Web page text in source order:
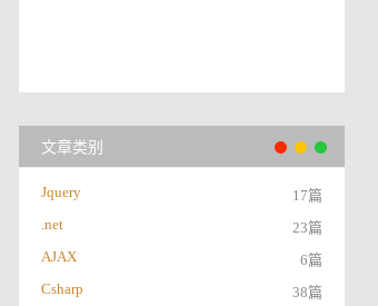
文章类别
Jquery
17篇
.net
23篇
AJAX
6篇
Csharp
38篇